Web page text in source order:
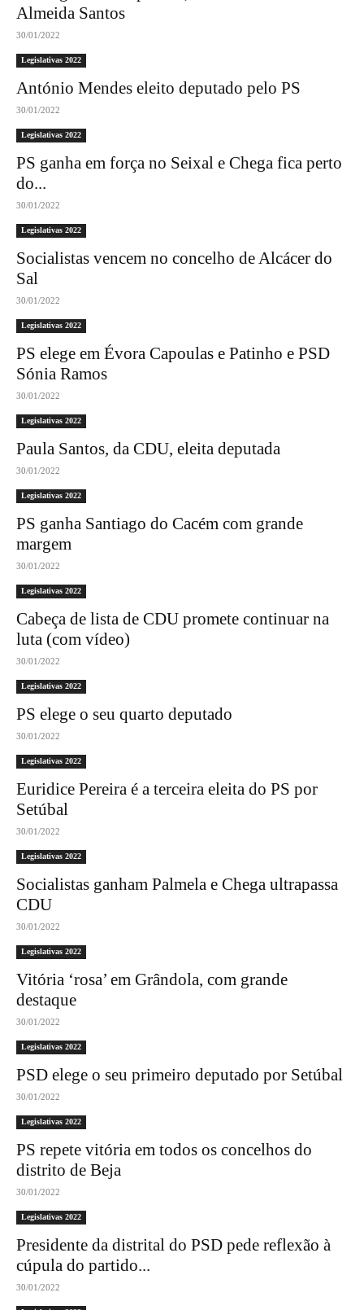
Almeida Santos
30/01/2022
Legislativas 2022
António Mendes eleito deputado pelo PS
30/01/2022
Legislativas 2022
PS ganha em força no Seixal e Chega fica perto
do...
30/01/2022
Legislativas 2022
Socialistas vencem no concelho de Alcácer do
Sal
30/01/2022
Legislativas 2022
PS elege em Évora Capoulas e Patinho e PSD
Sónia Ramos
30/01/2022
Legislativas 2022
Paula Santos, da CDU, eleita deputada
30/01/2022
Legislativas 2022
PS ganha Santiago do Cacém com grande
margem
30/01/2022
Legislativas 2022
Cabeça de lista de CDU promete continuar na
luta (com vídeo)
30/01/2022
Legislativas 2022
PS elege o seu quarto deputado
30/01/2022
Legislativas 2022
Euridice Pereira é a terceira eleita do PS por
Setúbal
30/01/2022
Legislativas 2022
Socialistas ganham Palmela e Chega ultrapassa
CDU
30/01/2022
Legislativas 2022
Vitória ‘rosa’ em Grândola, com grande
destaque
30/01/2022
Legislativas 2022
PSD elege o seu primeiro deputado por Setúbal
30/01/2022
Legislativas 2022
PS repete vitória em todos os concelhos do
distrito de Beja
30/01/2022
Legislativas 2022
Presidente da distrital do PSD pede reflexão à
cúpula do partido...
30/01/2022